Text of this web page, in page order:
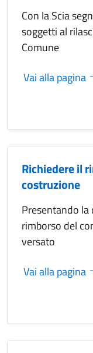
Con la Scia
soggetti al
Comune
Vai alla pagina
Richiedere il
costruzione
Presentando
rimborso del
versato
Vai alla pagina